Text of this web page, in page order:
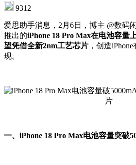
9312
爱思助手消息，2月6日，博主 @数码
推出的iPhone 18 Pro Max在电池容量
望凭借全新2nm工艺芯片 ，创造
现。
一、iPhone 18 Pro Max电池容量突破